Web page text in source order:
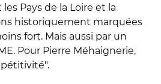
Pays de la Loire et la
historiquement marquées
fort. Mais aussi par un
Pour Pierre Méhaignerie,